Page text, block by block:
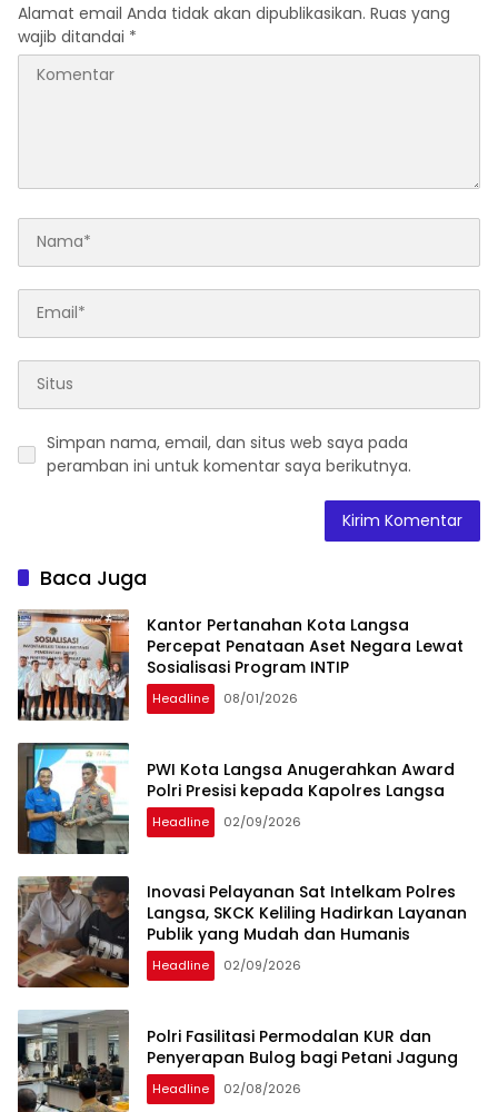
Alamat email Anda tidak akan dipublikasikan. Ruas yang
wajib ditandai *
Simpan nama, email, dan situs web saya pada
peramban ini untuk komentar saya berikutnya.
Baca Juga
Kantor Pertanahan Kota Langsa
Percepat Penataan Aset Negara Lewat
Sosialisasi Program INTIP
Headline 08/01/2026
PWI Kota Langsa Anugerahkan Award
Polri Presisi kepada Kapolres Langsa
Headline 02/09/2026
Inovasi Pelayanan Sat Intelkam Polres
Langsa, SKCK Keliling Hadirkan Layanan
Publik yang Mudah dan Humanis
Headline 02/09/2026
Polri Fasilitasi Permodalan KUR dan
Penyerapan Bulog bagi Petani Jagung
Headline 02/08/2026